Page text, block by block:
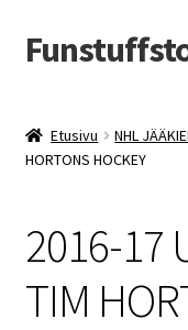
Siirry
navigointiin
Siirry
sisältöön
Etusivu NHL
HORTONS HOCKEY
2016-17
TIM